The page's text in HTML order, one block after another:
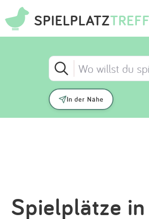
SPIELPLATZTREFF
In der Nähe
Spielplätze